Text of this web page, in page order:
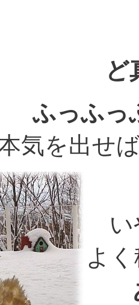
ど
ふっふっ
気を出せ
い
よ